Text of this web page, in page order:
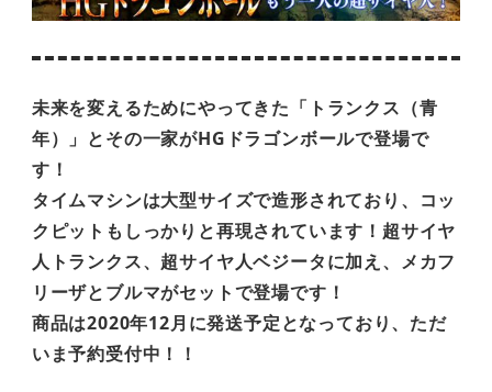
未来を変えるためにやってきた「トランクス（青
年）」とその一家がHGドラゴンボールで登場で
す！
タイムマシンは大型サイズで造形されており、コッ
クピットもしっかりと再現されています！超サイヤ
人トランクス、超サイヤ人ベジータに加え、メカフ
リーザとブルマがセットで登場です！
商品は2020年12月に発送予定となっており、ただ
いま予約受付中！！